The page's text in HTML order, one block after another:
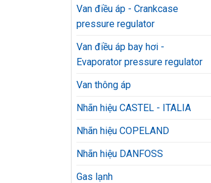
Van điều áp - Crankcase
pressure regulator
Van điều áp bay hơi -
Evaporator pressure regulator
Van thông áp
Nhãn hiệu CASTEL - ITALIA
Nhãn hiệu COPELAND
Nhãn hiệu DANFOSS
Gas lạnh